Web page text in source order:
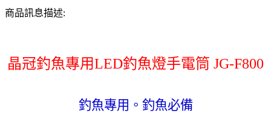
商品訊息描述:
晶冠釣魚專用LED釣魚燈手電筒 JG-F800
釣魚專用。釣魚必備